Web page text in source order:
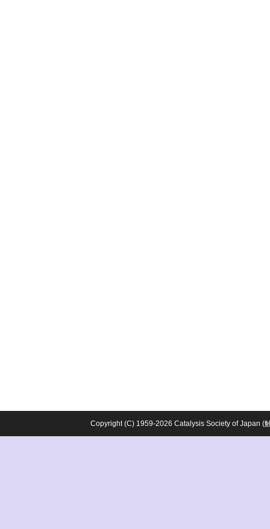
Copyright (C) 1959-2026 Catalysis Society of Japan (